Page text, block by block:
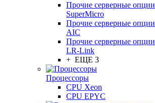
Прочие серверные опции
SuperMicro
Прочие серверные опции
AIC
Прочие серверные опции
LR-Link
+ ЕЩЕ 3
Процессоры
CPU Xeon
CPU EPYC